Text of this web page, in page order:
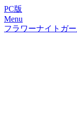
PC版
Menu
フラワーナイトガ